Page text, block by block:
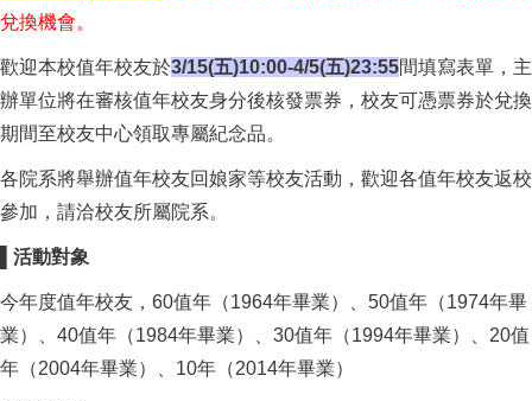
兌換機會。
歡迎本校值年校友於3/15(五)10:00-4/5(五)23:55間填寫表單，主
辦單位將在審核值年校友身分後核發票券，校友可憑票券於兌換
期間至校友中心領取專屬紀念品。
各院系將舉辦值年校友回娘家等校友活動，歡迎各值年校友返校
參加，請洽校友所屬院系。
▌活動對象
今年度值年校友，60值年（1964年畢業）、50值年（1974年畢
業）、40值年（1984年畢業）、30值年（1994年畢業）、20值
年（2004年畢業）、10年（2014年畢業）